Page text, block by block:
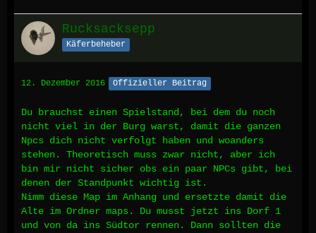
Rucksacksepp
Käferbeheber
12. Dezember 2016 Offizieller Beitrag
Du brauchst einen Spielstand, bei dem du noch
nicht viel in der Burg warst, damit die ganzen
Npcs dich nicht verfolgt haben und woanders
stehen. Theoretisch muss zwar nicht, aber ich
bin mir nicht sicher obs ein paar NPCs gibt, bei
denen der Standpunkt wichtig ist.
Nimm diese Map im Anhang und ersetzte damit die
Alte im Ordner maps. Du musst jetzt ins Dorf 1
und von da ins Südtor rennen. Dann sollten die